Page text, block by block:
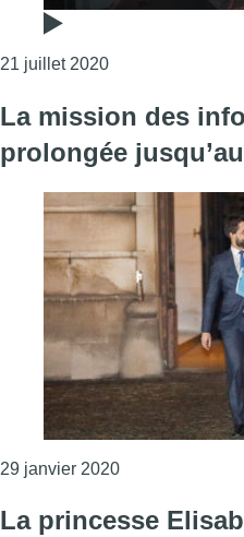
21 juillet 2020Consulter
La mission des
prolongée
29 janvier 2020Consulter
La princesse